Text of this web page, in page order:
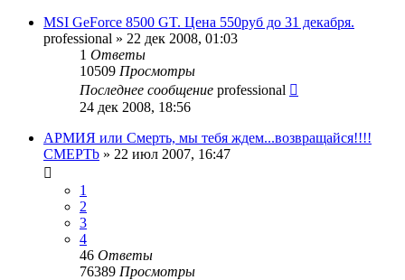
MSI GeForce 8500 GT. Цена 550руб до 31 декабря.
professional » 22 дек 2008, 01:03
1 Ответы
10509 Просмотры
Последнее сообщение professional
24 дек 2008, 18:56
АРМИЯ или Смерть, мы тебя ждем...возвращайся!!!!
CMEPTb » 22 июл 2007, 16:47
1
2
3
4
46 Ответы
76389 Просмотры